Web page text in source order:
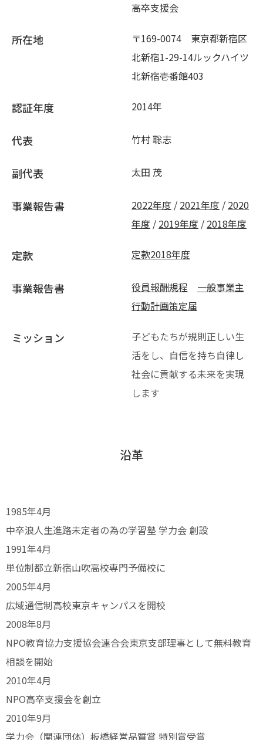
高卒支援会
所在地
〒169-0074 東京都新宿区
北新宿1-29-14ルックハイツ
北新宿壱番館403
認証年度 2014年
代表 竹村 聡志
副代表 太田 茂
事業報告書 2022年度 / 2021年度 / 2020
年度 / 2019年度 / 2018年度
定款 定款2018年度
事業報告書 役員報酬規程
一般事業主
行動計画策定届
ミッション
子どもたちが規則正しい生
活をし、自信を持ち自律し
社会に貢献する未来を実現
します
沿革
1985年4月
中卒浪人生進路未定者の為の学習塾 学力会 創設
1991年4月
単位制都立新宿山吹高校専門予備校に
2005年4月
広域通信制高校東京キャンパスを開校
2008年8月
NPO教育協力支援協会連合会東京支部理事として無料教育
相談を開始
2010年4月
NPO高卒支援会を創立
2010年9月
学力会（関連団体）板橋経営品質賞 特別賞受賞